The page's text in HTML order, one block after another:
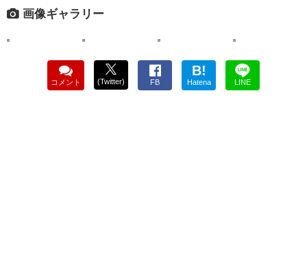
画像ギャラリー
コメント (Twitter) FB
B!
Hatena LINE